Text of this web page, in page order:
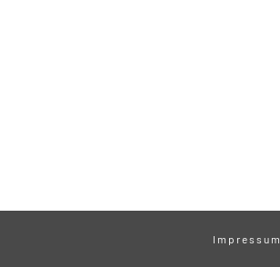
Impressum